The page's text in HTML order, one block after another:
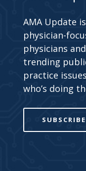
AMA Update
physician-
physicians
trending
practice
who’s doing
SUBSCRIBE